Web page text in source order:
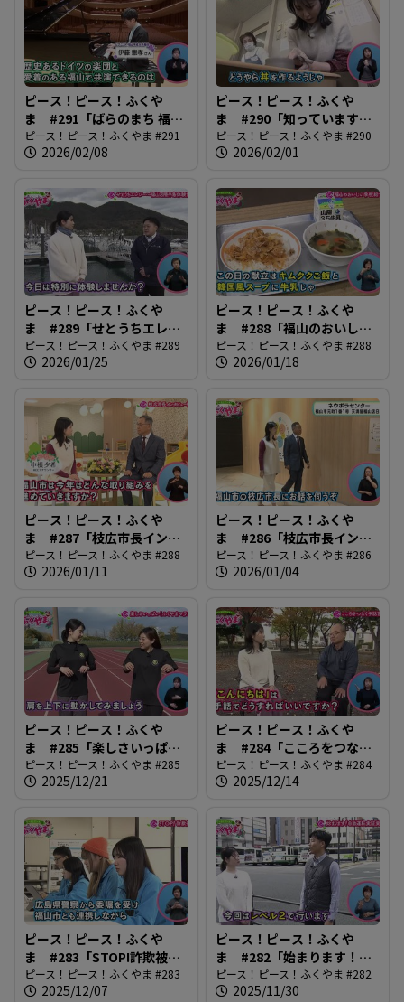
ピース！ピース！ふくや
ま #291「ばらのまち 福山
国際音楽祭2026」
ピース！ピース！ふくやま #291
2026/02/08
ピース！ピース！ふくや
ま #290「知っています
か？市民大学」
ピース！ピース！ふくやま #290
2026/02/01
ピース！ピース！ふくや
ま #289「せとうちエレジ
ー〜ふくやま沼隈半島体験
博〜」
ピース！ピース！ふくやま #289
2026/01/25
ピース！ピース！ふくや
ま #288「福山のおいしい
学校給食！」
ピース！ピース！ふくやま #288
2026/01/18
ピース！ピース！ふくや
ま #287「枝広市長インタ
ビュー後編」
ピース！ピース！ふくやま #288
2026/01/11
ピース！ピース！ふくや
ま #286「枝広市長インタ
ビュー前編」
ピース！ピース！ふくやま #286
2026/01/04
ピース！ピース！ふくや
ま #285「楽しさいっぱ
い！ふくやまマラソン」
ピース！ピース！ふくやま #285
2025/12/21
ピース！ピース！ふくや
ま #284「こころをつなぐ
手話言語」
ピース！ピース！ふくやま #284
2025/12/14
ピース！ピース！ふくや
ま #283「STOP!詐欺被
害」
ピース！ピース！ふくやま #283
2025/12/07
ピース！ピース！ふくや
ま #282「始まります！自
動運転実証実験」
ピース！ピース！ふくやま #282
2025/11/30